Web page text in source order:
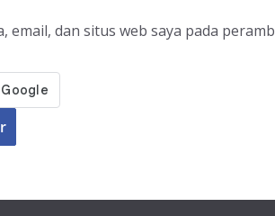
email, dan situs web saya pada